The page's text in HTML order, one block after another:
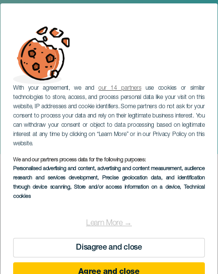
With your agreement, we andour 14 partnersuse cookies or similar
technologies to store, access, and process personal data like your visit on this
website, IP addresses and cookie identifiers. Some partners do not ask for your
consent to process your data and rely on their legitimate business interest. You
can withdraw your consent or object to data processing based on legitimate
interest at any time by clicking on “Learn More” or in our Privacy Policy on this
website.
We and our partners process data for the following purposes:
Personalised advertising and content, advertising and content measurement, audience
research and services development, Precise geolocation data, and identification
through device scanning, Store and/or access information on a device, Technical
cookies
Learn More →
Disagree and close
Agree and close
CronoVilla Teror
GRAN CANARIA
Imagen
Listado